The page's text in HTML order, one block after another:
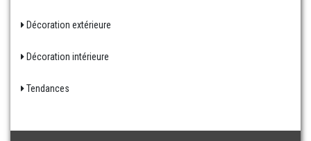
Décoration extérieure
Décoration intérieure
Tendances